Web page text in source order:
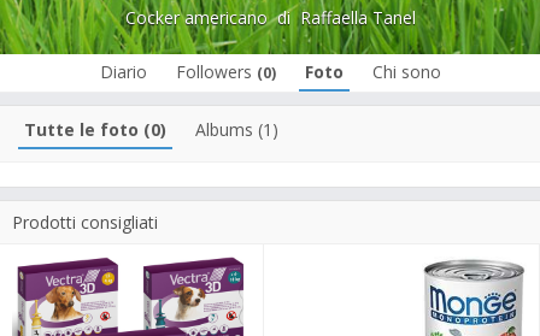
Cocker americanodiRaffaella Tanel
Diario Followers (0) Foto Chi sono
Tutte le foto (0) Albums (1)
Prodotti consigliati